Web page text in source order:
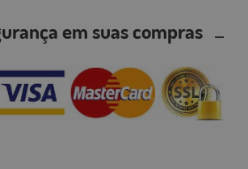
em suas compras